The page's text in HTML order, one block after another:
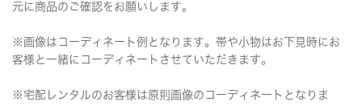
元に商品のご確認をお願いします。
※画像はコーディネート例となります。帯や小物はお下見時にお
客様と一緒にコーディネートさせていただきます。
※宅配レンタルのお客様は原則画像のコーディネートとなりま